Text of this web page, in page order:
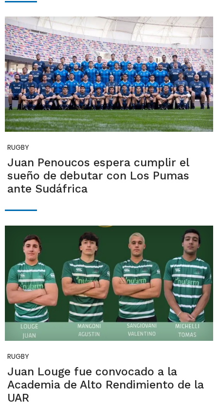
RUGBY
Juan Penoucos espera cumplir el
sueño de debutar con Los Pumas
ante Sudáfrica
RUGBY
Juan Louge fue convocado a la
Academia de Alto Rendimiento de la
UAR